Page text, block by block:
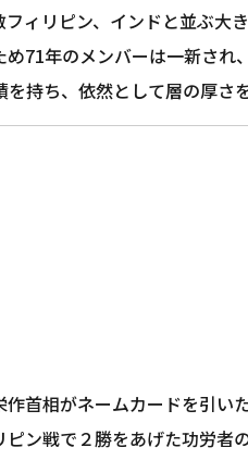
ィリピン、インドと並ぶ大
71年のメンバーは一新さ
持ち、依然として層の厚さ
首相がネームカードを引い
ン戦で２勝をあげた功労者